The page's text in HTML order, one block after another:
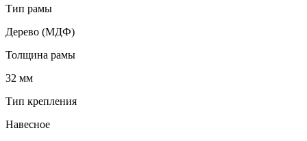
Тип рамы
Дерево (МДФ)
Толщина рамы
32 мм
Тип крепления
Навесное